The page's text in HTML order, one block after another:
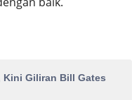
Giliran Bill Gates